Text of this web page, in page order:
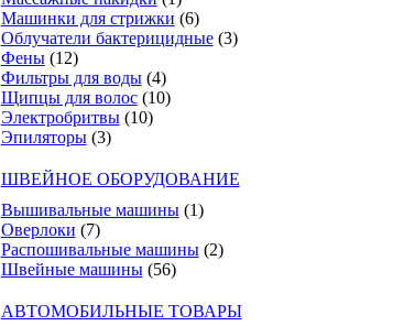
Машинки для стрижки (6)
Облучатели бактерицидные (3)
Фены (12)
Фильтры для воды (4)
Щипцы для волос (10)
Электробритвы (10)
Эпиляторы (3)
ШВЕЙНОЕ ОБОРУДОВАНИЕ
Вышивальные машины (1)
Оверлоки (7)
Распошивальные машины (2)
Швейные машины (56)
АВТОМОБИЛЬНЫЕ ТОВАРЫ